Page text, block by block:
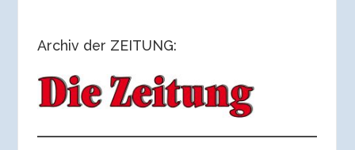
Archiv der ZEITUNG: